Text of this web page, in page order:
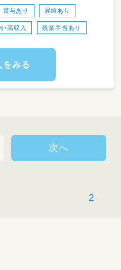
の連絡調整
、各種報告書作成
の出席と研修資料作成など
賞与あり 昇給あり
・高収入 残業手当あり
をみる
2
次へ